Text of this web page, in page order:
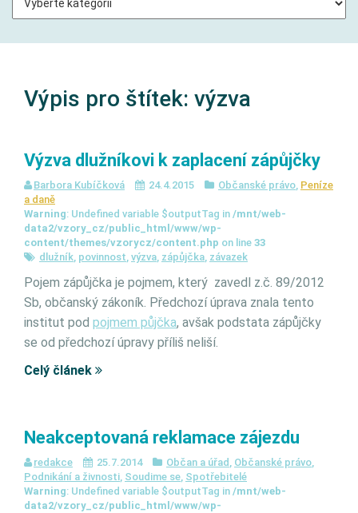
Výpis pro štítek: výzva
Výzva dlužníkovi k zaplacení zápůjčky
Barbora Kubíčková 24.4.2015 Občanské právo, Peníze
a daně
Warning: Undefined variable $outputTag in /mnt/web-
data2/vzory_cz/public_html/www/wp-
content/themes/vzorycz/content.php on line 33
dlužník, povinnost, výzva, zápůjčka, závazek
Pojem zápůjčka je pojmem, který zavedl z.č. 89/2012
Sb, občanský zákoník. Předchozí úprava znala tento
institut pod pojmem půjčka, avšak podstata zápůjčky
se od předchozí úpravy příliš neliší.
Celý článek
Neakceptovaná reklamace zájezdu
redakce 25.7.2014 Občan a úřad , Občanské právo,
Podnikání a živnosti, Soudime se, Spotřebitelé
Warning: Undefined variable $outputTag in /mnt/web-
data2/vzory_cz/public_html/www/wp-